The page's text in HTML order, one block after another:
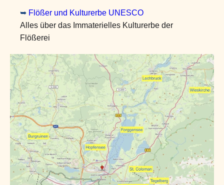
➥ Flößer und Kulturerbe UNESCO
Alles über das Immaterielles Kulturerbe der
Flößerei